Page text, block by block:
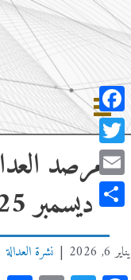
تخطي
إلى
المحتوى
ديسمبر 2025 – 3 يناير 2026
يناير 6, 2026 | نشرة العدالة
Facebook
Twitter
Email